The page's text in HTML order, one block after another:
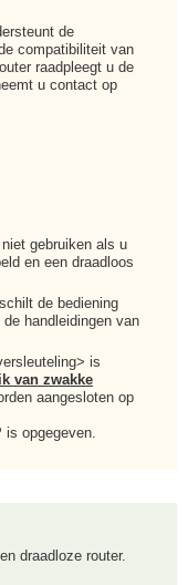
de
compatibiliteit van
raadpleegt u de
u contact op
gebruiken als u
en een draadloos
de bediening
handleidingen van
is
van zwakke
aangesloten op
is opgegeven.
draadloze router.